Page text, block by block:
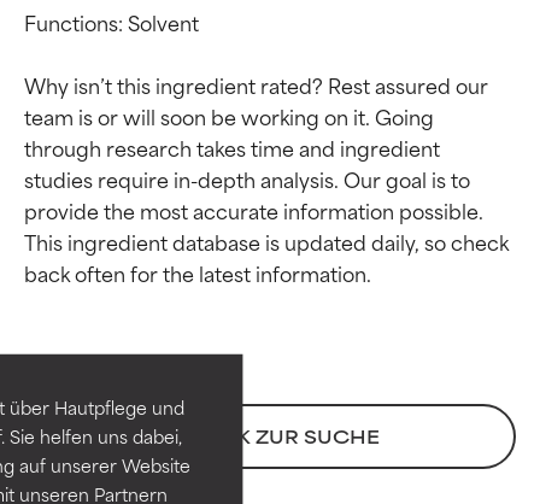
über Hautpflege und
helfen uns dabei,
auf unserer Website
unseren Partnern
Functions: Solvent
Why isn’t this ingredient rated? Rest assured our
team is or will soon be working on it. Going
through research takes time and ingredient
studies require in-depth analysis. Our goal is to
provide the most accurate information possible.
This ingredient database is updated daily, so check
ZURÜCK ZUR SUCHE
Bewertung der
Erwiesen und durch
unabhängige Studien belegt.
Hervorragender Wirkstoff für
die meisten Hauttypen und -
Bewertung der
Erwiesen und durch
unabhängige Studien belegt.
Hervorragender Wirkstoff für
die meisten Hauttypen und -